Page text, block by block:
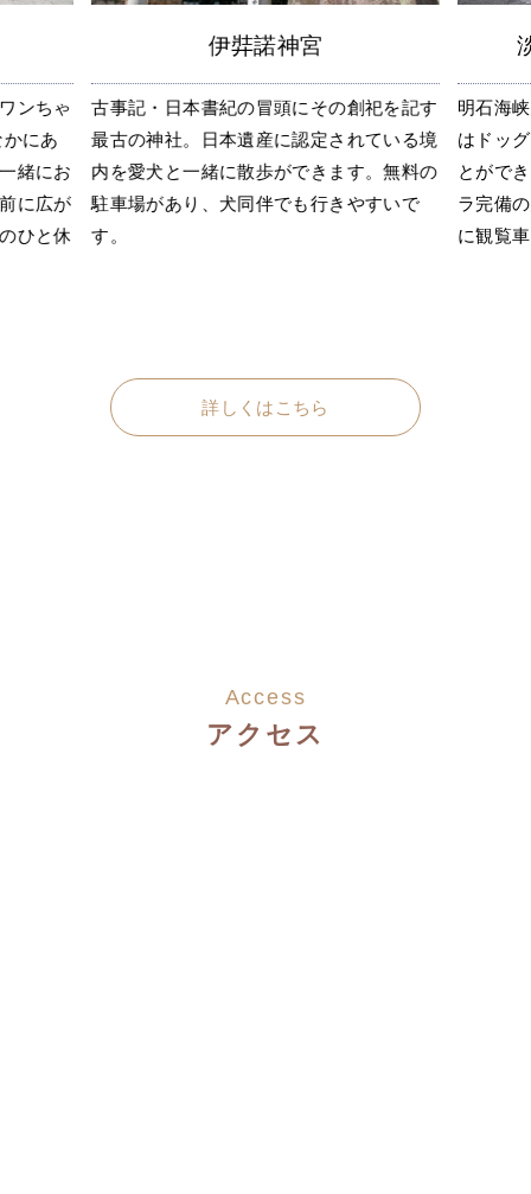
ンちゃ
にあ
緒にお
に広が
ひと休
伊弉諾神宮
古事記・日本書紀の冒頭にその創祀を記す
最古の神社。日本遺産に認定されている境
内を愛犬と一緒に散歩ができます。無料の
駐車場があり、犬同伴でも行きやすいで
す。
明石海
はドッ
とがで
ラ完備
に観覧
詳しくはこちら
Access
アクセス